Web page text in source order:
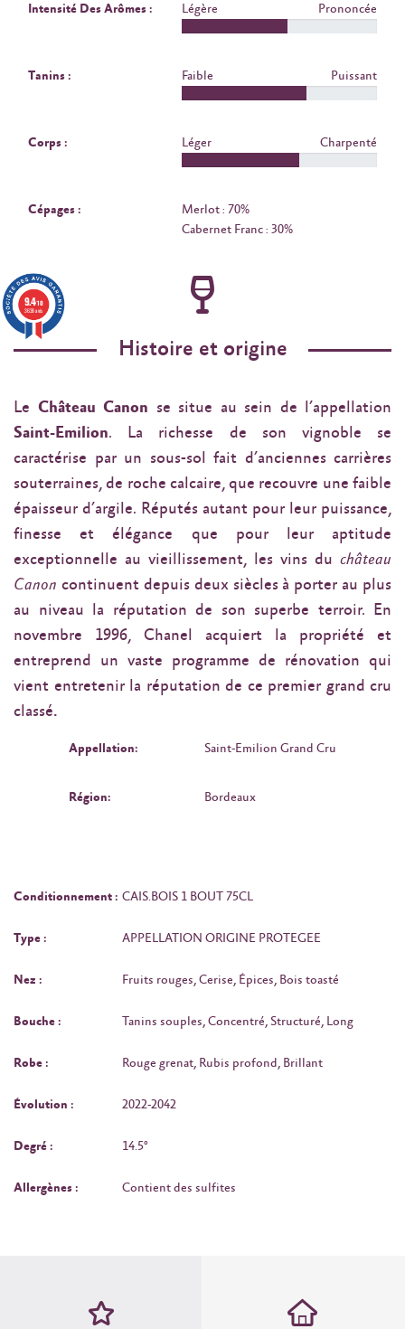
Intensité Des Arômes : Légère Prononcée
Tanins : Faible Puissant
Corps : Léger Charpenté
Cépages :
Merlot : 70%
Cabernet Franc : 30%
Histoire et origine
Le Château Canon se situe au sein de l’appellation
Saint-Emilion. La richesse de son vignoble se
caractérise par un sous-sol fait d’anciennes carrières
souterraines, de roche calcaire, que recouvre une faible
épaisseur d’argile. Réputés autant pour leur puissance,
finesse et élégance que pour leur aptitude
exceptionnelle au vieillissement, les vins du château
Canon continuent depuis deux siècles à porter au plus
au niveau la réputation de son superbe terroir. En
novembre 1996, Chanel acquiert la propriété et
entreprend un vaste programme de rénovation qui
vient entretenir la réputation de ce premier grand cru
classé.
Appellation: Saint-Emilion Grand Cru
Région: Bordeaux
Conditionnement : CAIS.BOIS 1 BOUT 75CL
Type : APPELLATION ORIGINE PROTEGEE
Nez : Fruits rouges, Cerise, Épices, Bois toasté
Bouche : Tanins souples, Concentré, Structuré, Long
Robe : Rouge grenat, Rubis profond, Brillant
Évolution : 2022-2042
Degré : 14.5°
Allergènes : Contient des sulfites
9.4/10
3638 avis